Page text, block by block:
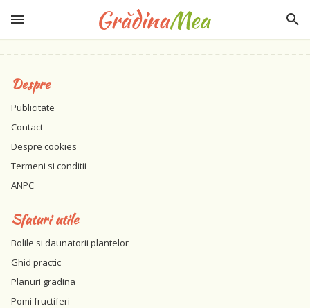
Despre
Publicitate
Contact
Despre cookies
Termeni si conditii
ANPC
Sfaturi utile
Bolile si daunatorii plantelor
Ghid practic
Planuri gradina
Pomi fructiferi